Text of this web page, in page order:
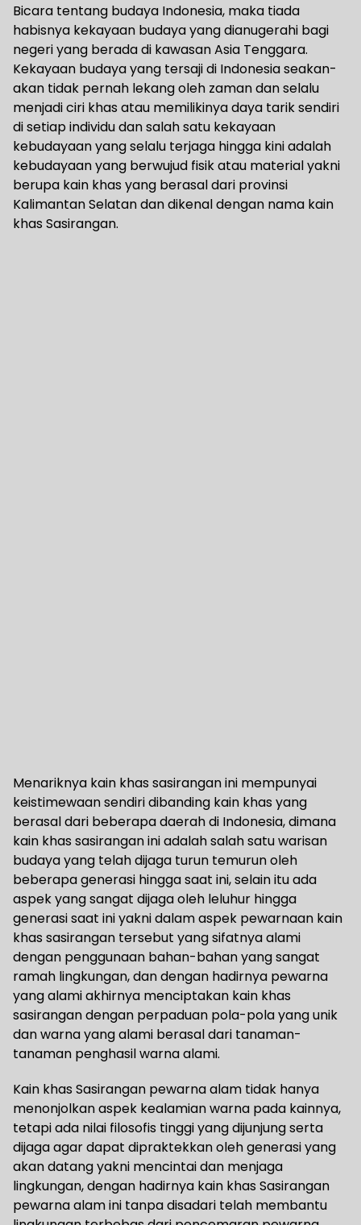
Bicara tentang budaya Indonesia, maka tiada
habisnya kekayaan budaya yang dianugerahi bagi
negeri yang berada di kawasan Asia Tenggara.
Kekayaan budaya yang tersaji di Indonesia seakan-
akan tidak pernah lekang oleh zaman dan selalu
menjadi ciri khas atau memilikinya daya tarik sendiri
di setiap individu dan salah satu kekayaan
kebudayaan yang selalu terjaga hingga kini adalah
kebudayaan yang berwujud fisik atau material yakni
berupa kain khas yang berasal dari provinsi
Kalimantan Selatan dan dikenal dengan nama kain
khas Sasirangan.
Menariknya kain khas sasirangan ini mempunyai
keistimewaan sendiri dibanding kain khas yang
berasal dari beberapa daerah di Indonesia, dimana
kain khas sasirangan ini adalah salah satu warisan
budaya yang telah dijaga turun temurun oleh
beberapa generasi hingga saat ini, selain itu ada
aspek yang sangat dijaga oleh leluhur hingga
generasi saat ini yakni dalam aspek pewarnaan kain
khas sasirangan tersebut yang sifatnya alami
dengan penggunaan bahan-bahan yang sangat
ramah lingkungan, dan dengan hadirnya pewarna
yang alami akhirnya menciptakan kain khas
sasirangan dengan perpaduan pola-pola yang unik
dan warna yang alami berasal dari tanaman-
tanaman penghasil warna alami.
Kain khas Sasirangan pewarna alam tidak hanya
menonjolkan aspek kealamian warna pada kainnya,
tetapi ada nilai filosofis tinggi yang dijunjung serta
dijaga agar dapat dipraktekkan oleh generasi yang
akan datang yakni mencintai dan menjaga
lingkungan, dengan hadirnya kain khas Sasirangan
pewarna alam ini tanpa disadari telah membantu